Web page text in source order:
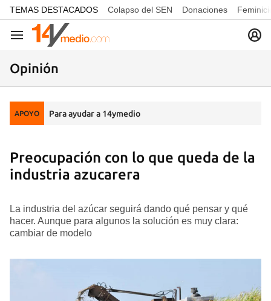
common.go-to-content
TEMAS DESTACADOS Colapso del SEN Donaciones
Navegación
Opinión
APOYO Para ayudar a 14ymedio
Preocupación con lo que queda de la
industria azucarera
La industria del azúcar seguirá dando qué pensar y qué
hacer. Aunque para algunos la solución es muy clara:
cambiar de modelo